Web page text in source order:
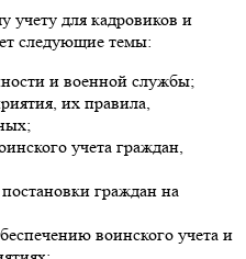
учету для кадровиков и
следующие темы:
и военной службы;
их правила,
учета граждан,
граждан на
воинского учета и